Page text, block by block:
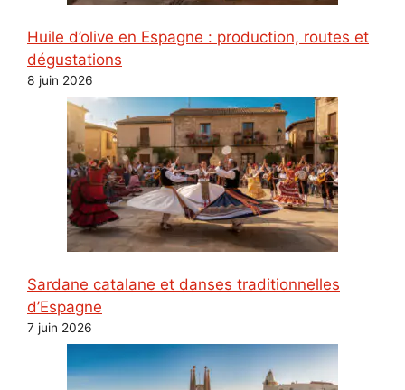
Huile d’olive en Espagne : production, routes et
dégustations
8 juin 2026
Sardane catalane et danses traditionnelles
d’Espagne
7 juin 2026